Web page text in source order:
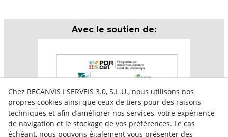
Avec le soutien de:
Chez RECANVIS I SERVEIS 3.0, S.L.U., nous utilisons nos
propres cookies ainsi que ceux de tiers pour des raisons
techniques et afin d’améliorer nos services, votre expérience
de navigation et le stockage de vos préférences. Le cas
échéant, nous pouvons également vous présenter des